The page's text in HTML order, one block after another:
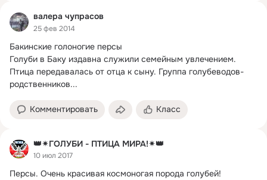
валера чупрасов
25 фев 2014
Бакинские голоногие персы
Голуби в Баку издавна служили семейным увлечением.
Птица передавалась от отца к сыну. Группа голубеводов-
родственников...
Комментировать Класс
👑✴ГОЛУБИ - ПТИЦА МИРА!✴👑
10 июл 2017
Персы. Очень красивая космоногая порода голубей!